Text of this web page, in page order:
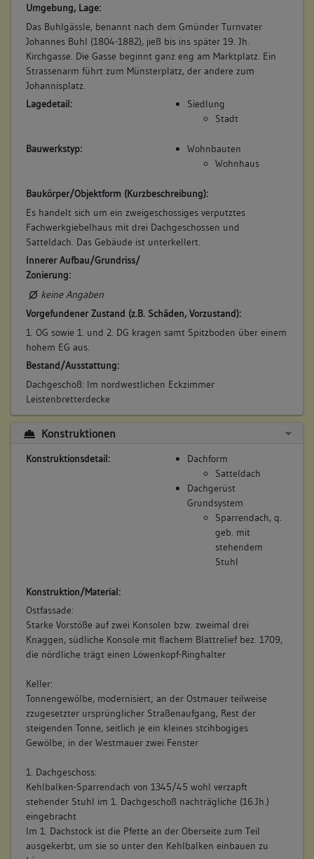
Umgebung, Lage:
Das Buhlgässle, benannt nach dem Gmünder Turnvater
Johannes Buhl (1804-1882), jieß bis ins später 19. Jh.
Kirchgasse. Die Gasse beginnt ganz eng am Marktplatz. Ein
Strassenarm führt zum Münsterplatz, der andere zum
Johannisplatz.
Lagedetail:
Siedlung
Stadt
Bauwerkstyp:
Wohnbauten
Wohnhaus
Baukörper/Objektform (Kurzbeschreibung):
Es handelt sich um ein zweigeschossiges verputztes
Fachwerkgiebelhaus mit drei Dachgeschossen und
Satteldach. Das Gebäude ist unterkellert.
Innerer Aufbau/Grundriss/
Zonierung:
keine Angaben
Vorgefundener Zustand (z.B. Schäden, Vorzustand):
1. OG sowie 1. und 2. DG kragen samt Spitzboden über einem
hohem EG aus.
Bestand/Ausstattung:
Dachgeschoß: Im nordwestlichen Eckzimmer
Leistenbretterdecke
Konstruktionen
Konstruktionsdetail:
Dachform
Satteldach
Dachgerüst
Grundsystem
Sparrendach, q.
geb. mit
stehendem
Stuhl
Konstruktion/Material:
Ostfassade:
Starke Vorstöße auf zwei Konsolen bzw. zweimal drei
Knaggen, südliche Konsole mit flachem Blattrelief bez. 1709,
die nördliche trägt einen Löwenkopf-Ringhalter
Keller:
Tonnengewölbe, modernisiert; an der Ostmauer teilweise
zzugesetzter ursprünglicher Straßenaufgang, Rest der
steigenden Tonne, seitlich je ein kleines stcihbogiges
Gewölbe; in der Westmauer zwei Fenster
1. Dachgeschoss:
Kehlbalken-Sparrendach von 1345/45 wohl verzapft
stehender Stuhl im 1. Dachgeschoß nachträgliche (16.Jh.)
eingebracht
Im 1. Dachstock ist die Pfette an der Oberseite zum Teil
ausgekerbt, um sie so unter den Kehlbalken einbauen zu